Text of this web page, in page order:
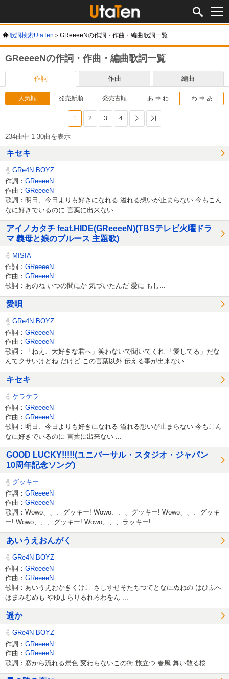
歌詞検索UtaTen GReeeeNの作詞・作曲・編曲歌詞一覧
GReeeeNの作詞・作曲・編曲歌詞一覧
作詞 作曲 編曲
人気順 発売新順 発売古順 あ ⇒ わ わ ⇒ あ
1 2 3 4 次へ
234曲中 1-30曲を表示
キセキ
GRe4N BOYZ
作詞： GReeeeN
作曲： GReeeeN
歌詞：明日、今日よりも好きになれる 溢れる想いが止まらない 今もこん
なに好きでいるのに 言葉に出来ない ...
アイノカタチ feat.HIDE(GReeeeN)(TBSテレビ火曜ドラ
マ 義母と娘のブルース 主題歌)
MISIA
作詞： GReeeeN
作曲： GReeeeN
歌詞：あのね いつの間にか 気づいたんだ 愛に もし...
愛唄
GRe4N BOYZ
作詞： GReeeeN
作曲： GReeeeN
歌詞：「ねえ、大好きな君へ」笑わないで聞いてくれ 「愛してる」だな
んてクサいけどね だけど この言葉以外 伝える事が出来ない...
キセキ
ケラケラ
作詞： GReeeeN
作曲： GReeeeN
歌詞：明日、今日よりも好きになれる 溢れる想いが止まらない 今もこん
なに好きでいるのに 言葉に出来ない ...
GOOD LUCKY!!!!!(ユニバーサル・スタジオ・ジャパン
10周年記念ソング)
グッキー
作詞： GReeeeN
作曲： GReeeeN
歌詞：Wowo、、、グッキー! Wowo、、、グッキー! Wowo、、、グッキ
ー! Wowo、、、グッキー! Wowo、、、ラッキー!...
あいうえおんがく
GRe4N BOYZ
作詞： GReeeeN
作曲： GReeeeN
歌詞：あいうえおかきくけこ さしすせそたちつてとなにぬねの はひふへ
ほまみむめも やゆよらりるれろわをん ...
遥か
GRe4N BOYZ
作詞： GReeeeN
作曲： GReeeeN
歌詞：窓から流れる景色 変わらないこの街 旅立つ 春風 舞い散る桜...